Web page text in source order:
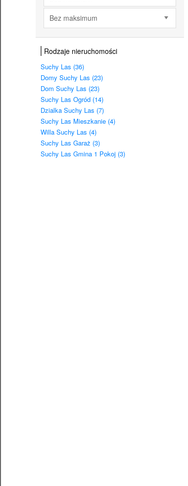
Bez maksimum
Rodzaje nieruchomości
Suchy Las (36)
Domy Suchy Las (23)
Dom Suchy Las (23)
Suchy Las Ogród (14)
Dzialka Suchy Las (7)
Suchy Las Mieszkanie (4)
Willa Suchy Las (4)
Suchy Las Garaż (3)
Suchy Las Gmina 1 Pokoj (3)